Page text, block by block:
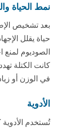
نمط الحياة
بعد تشخيص
حياة يقلل
الصوديوم لمنع
كانت الكتلة
في الوزن أو
الأدوية
تُستخدم